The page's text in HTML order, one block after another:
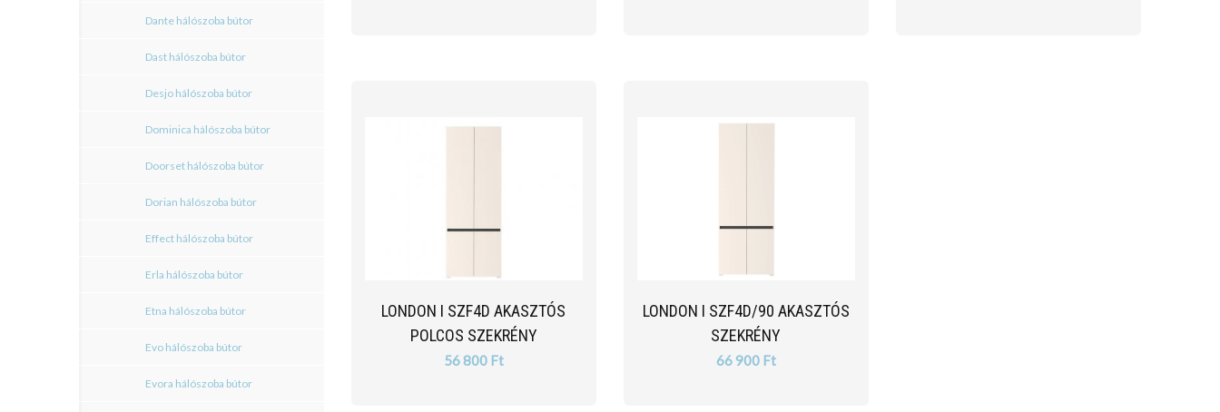
Dante hálószoba bútor
Dast hálószoba bútor
Desjo hálószoba bútor
Dominica hálószoba bútor
Doorset hálószoba bútor
Dorian hálószoba bútor
Effect hálószoba bútor
Erla hálószoba bútor
Etna hálószoba bútor
Evo hálószoba bútor
Evora hálószoba bútor
LONDON I SZF4D AKASZTÓS
POLCOS SZEKRÉNY
56 800 Ft
LONDON I SZF4D/90 AKASZTÓS
SZEKRÉNY
66 900 Ft